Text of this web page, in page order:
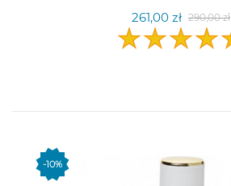
261,00 zł 290,00 zł
-10%